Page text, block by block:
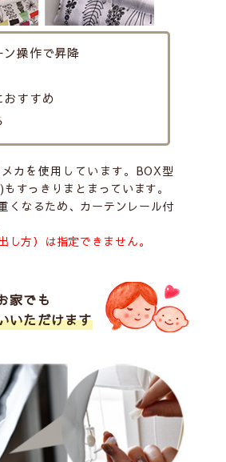
操作で昇降
おすすめ
カを使用しています。BOX型
すっきりまとまっています。
くなるため、カーテンレール付
し方）は指定できません。
家でも
いただけます